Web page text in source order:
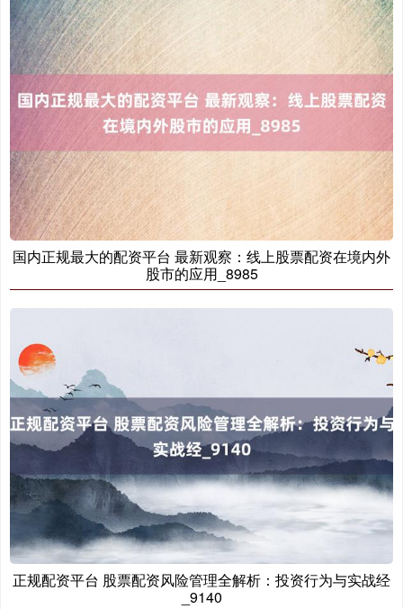
基金指数 7247.38
国债指数
期指IC0 7881.40 +26.20
国内正规最大的配资平台 最新观察：线上股票配资在境内外
股市的应用_8985
正规配资平台 股票配资风险管理全解析：投资行为与实战经
_9140